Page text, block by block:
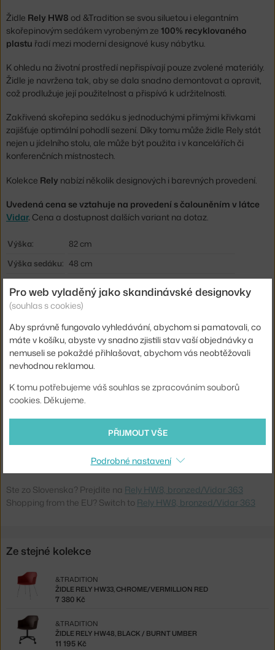
Židle Rely HW8 od &Tradition se svou siluetou i elegantním
skořepinovým sedákem vyrobeným ze 100% recyklovaného
plastu řadí mezi moderní designové kusy nábytku.
K ohledu na životní prostředí nepřispívají pouze zvolené materiály.
Židle je navržena tak, aby se dala snadno demontovat a opravit,
což prodlužuje její použitelnost a přispívá k udržitelnosti.
Zakřivená skořepina sedáku s jednoduchými přímými křivkami
zajišťuje optimální pohodlí sezení. Díky tomu může židle Rely stát
nejen u jídelního stolu, ale může být použita i v kancelářích či
konferenčních místnostech.
Kolekce Rely nabízí několik designových i barevných provedení.
Uvedená cena se vztahuje na provedení s čalouněním v látce
Vidar. Cena a dostupnost dalších variant na dotaz.
Výška:
82 cm
Výška sedáku: 48 cm
Šířka:
47 cm
Hmotnost:
Područky:
bez područek
Barva:
hnědá
Materiál:
textilní potah, plast, práškově lakovaná ocel
Sedák:
čalouněný
Podnož:
kov
AND-HW8-BRZ_FG4
Ste zo Slovenska? Prejdite na Rely HW8, bronzed/Vidar 363
Shopping from the EU? Switch to Rely HW8, bronzed/Vidar 363
Ze stejné kolekce
ŽIDLE RELY HW33, CHROME/VERMILLION RED
&TRADITION
7 380 Kč
ŽIDLE RELY HW48, BLACK / BURNT UMBER
&TRADITION
11 195 Kč
Pro web vyladěný jako skandinávské designovky
(souhlas s cookies)
Aby správně fungovalo vyhledávání, abychom si pamatovali, co
máte v košíku, abyste vy snadno zjistili stav vaší objednávky a
nemuseli se pokaždé přihlašovat, abychom vás neobtěžovali
nevhodnou reklamou.
K tomu potřebujeme váš souhlas se zpracováním souborů
cookies. Děkujeme.
PŘIJMOUT VŠE
Podrobné nastavení